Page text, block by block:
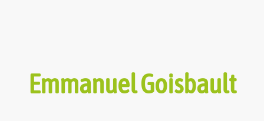
Emmanuel Goisbault